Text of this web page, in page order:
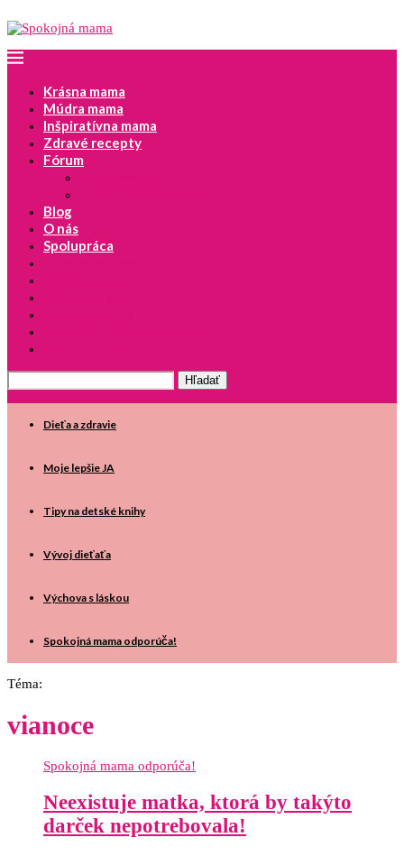
Krásna mama
Múdra mama
Inšpiratívna mama
Zdravé recepty
Fórum
Blog
O nás
Spolupráca
Dieťa a zdravie
Moje lepšie JA
Tipy na detské knihy
Vývoj dieťaťa
Výchova s láskou
Spokojná mama odporúča!
Téma:
vianoce
Spokojná mama odporúča!
Neexistuje matka, ktorá by takýto
darček nepotrebovala!